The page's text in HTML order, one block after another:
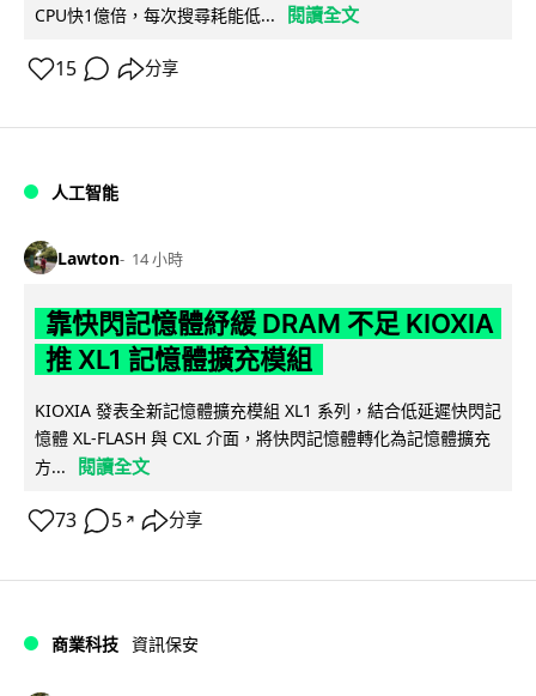
CPU快1億倍，每次搜尋耗能低...
閱讀全文
15 分享
人工智能
Lawton 14 小時
靠快閃記憶體紓緩 DRAM 不足 KIOXIA
推 XL1 記憶體擴充模組
KIOXIA 發表全新記憶體擴充模組 XL1 系列，結合低延遲快閃記
憶體 XL-FLASH 與 CXL 介面，將快閃記憶體轉化為記憶體擴充
方...
閱讀全文
73 5 ↗ 分享
商業科技 資訊保安